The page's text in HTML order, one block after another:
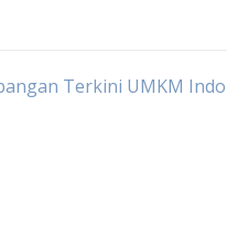
Terkini UMKM